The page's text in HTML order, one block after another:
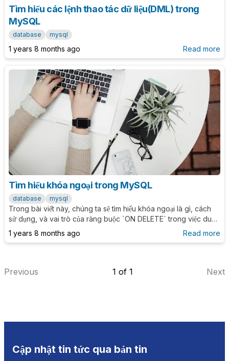
Tìm hiểu các lệnh thao tác dữ liệu(DML) trong
MySQL
database mysql
1 years 8 months ago Read more
Tìm hiểu khóa ngoại trong MySQL
database mysql
Trong bài viết này, chúng ta sẽ tìm hiểu khóa ngoại là gì, cách
sử dụng, và vai trò của ràng buộc `ON DELETE` trong việc duy
trì tính nhất quán của cơ sở dữ liệu.
1 years 8 months ago Read more
Previous 1 of 1 Next
Cập nhật tin tức qua bản tin